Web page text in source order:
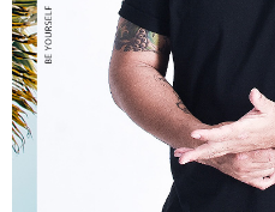
４．使用「AFTEE先享後付」時，將
時審查核予不同之上限額度；若仍有
請求用戶進行身份認證。
５．嚴禁一人註冊多個帳號或使用他
恩沛科技股份有限公司將有權停止該